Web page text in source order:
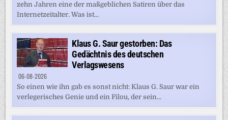
zehn Jahren eine der maßgeblichen Satiren über das
Internetzeitalter. Was ist...
Klaus G. Saur gestorben: Das
Gedächtnis des deutschen
Verlagswesens
06-08-2026
So einen wie ihn gab es sonst nicht: Klaus G. Saur war ein
verlegerisches Genie und ein Filou, der sein...